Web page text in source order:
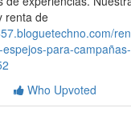
renta de
para-
Who Upvoted